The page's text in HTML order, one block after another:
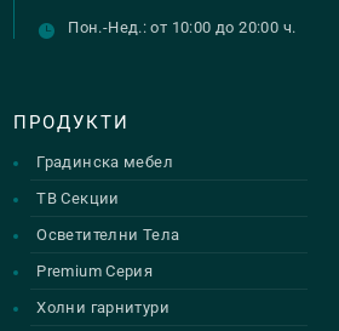
Пон.-Нед.: от 10:00 до 20:00 ч.
ПРОДУКТИ
Градинска мебел
ТВ Секции
Осветителни Тела
Premium Серия
Холни гарнитури